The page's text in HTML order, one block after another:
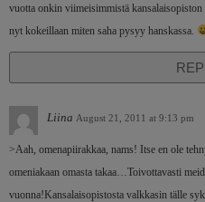
vuotta onkin viimeisimmistä
nyt kokeillaan miten saha pysyy hanskassa.
Liina August 21, 2011 at 9:13 pm
>Aah, omenapiirakkaa, nams! Itse en ole
omeniakaan omasta takaa…Toivottavasti
vuonna!Kansalaisopistosta valkkasin tälle